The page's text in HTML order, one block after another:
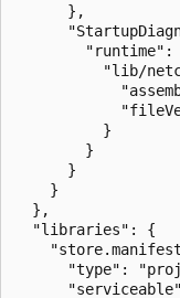
      },
"runtime":
"lib/
          }
        }
      }
    }
  },
  "libraries": {
"type":